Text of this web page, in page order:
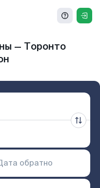
— Торонто